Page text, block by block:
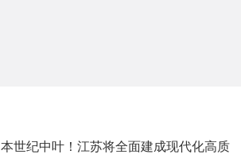
本世纪中叶！江苏将全面建成现代化高质